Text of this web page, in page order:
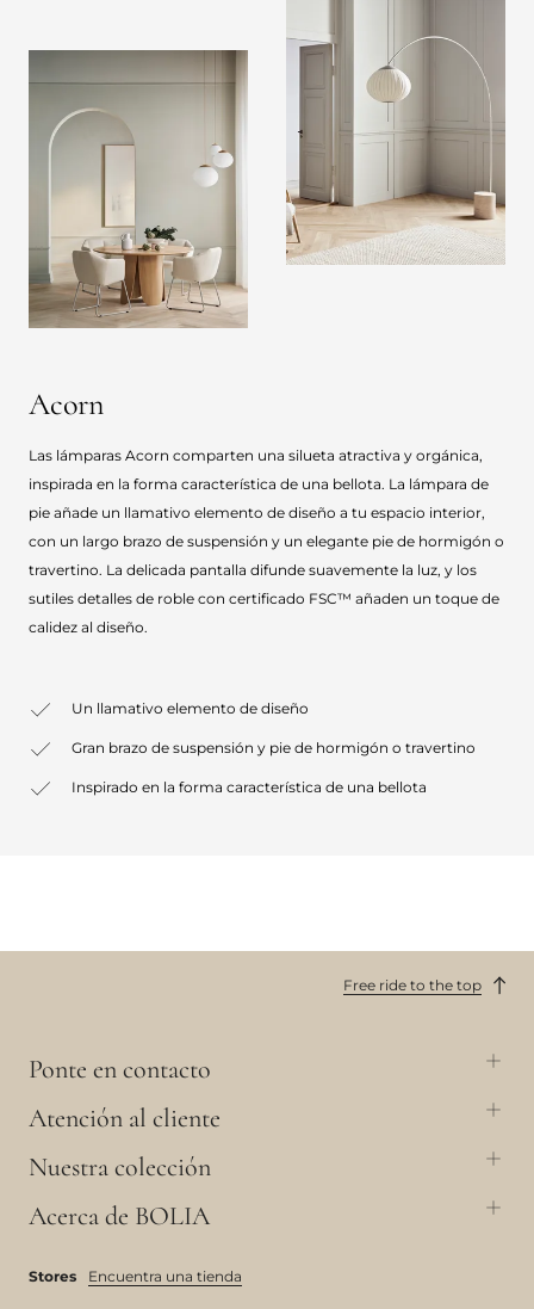
Acorn
Las lámparas Acorn comparten una silueta atractiva y orgánica,
inspirada en la forma característica de una bellota. La lámpara de
pie añade un llamativo elemento de diseño a tu espacio interior,
con un largo brazo de suspensión y un elegante pie de hormigón o
travertino. La delicada pantalla difunde suavemente la luz, y los
sutiles detalles de roble con certificado FSC™ añaden un toque de
calidez al diseño.
Un llamativo elemento de diseño
Gran brazo de suspensión y pie de hormigón o travertino
Inspirado en la forma característica de una bellota
Free ride to the top
Ponte en contacto
Atención al cliente
Nuestra colección
Acerca de BOLIA
Stores Encuentra una tienda